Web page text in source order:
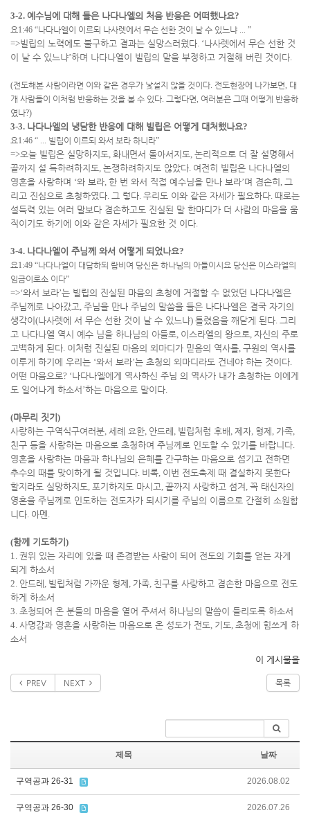
3-2. 예수님에 대해 들은 나다나엘의 처음 반응은 어떠했나요?
요1:46 “나다나엘이 이르되 나사렛에서 무슨 선한 것이 날 수 있느냐 ... ”
=>빌립의 노력에도 불구하고 결과는 실망스러웠다. ‘나사렛에서 무슨 선한 것
이 날 수 있느냐’하며 나다나엘이 빌립의 말을 부정하고 거절해 버린 것이다.
(전도해본 사람이라면 이와 같은 경우가 낯설지 않을 것이다. 전도현장에 나가보면, 대
개 사람들이 이처럼 반응하는 것을 볼 수 있다. 그렇다면, 여러분은 그때 어떻게 반응하
였나?)
3-3. 나다나엘의 냉담한 반응에 대해 빌립은 어떻게 대처했나요?
요1:46 “ ... 빌립이 이르되 와서 보라 하니라”
=>오늘 빌립은 실망하지도, 화내면서 돌아서지도, 논리적으로 더 잘 설명해서
끝까지 설 득하려하지도, 논쟁하려하지도 않았다. 여전히 빌립은 나다나엘의
영혼을 사랑하며 ‘와 보라, 한 번 와서 직접 예수님을 만나 보라’며 겸손히 , 그
리고 진심으로 초청하였다. 그 렇다. 우리도 이와 같은 자세가 필요하다. 때로는
설득력 있는 여러 말보다 겸손하고도 진실된 말 한마디가 더 사람의 마음을 움
직이기도 하기에 이와 같은 자세가 필요한 것 이다.
3-4. 나다나엘이 주님께 와서 어떻게 되었나요?
요1:49 “나다나엘이 대답하되 랍비여 당신은 하나님의 아들이시요 당신은 이스라엘의
임금이로소 이다”
=>‘와서 보라’는 빌립의 진실된 마음의 초청에 거절할 수 없었던 나다나엘은
주님께로 나아갔고, 주님을 만나 주님의 말씀을 들은 나다나엘은 결국 자기의
생각이 (나사렛에 서 무슨 선한 것이 날 수 있느냐) 틀렸음을 깨닫게 된다. 그리
고 나다나엘 역시 예수 님을 하나님의 아들로, 이스라엘의 왕으로, 자신의 주로
고백하게 된다. 이처럼 진실된 마음의 외마디가 믿음의 역사를, 구원의 역사를
이루게 하기에 우리는 ‘와서 보라’는 초청의 외마디라도 건네야 하는 것이다.
어떤 마음으로? ‘나다나엘에게 역사하신 주님 의 역사가 내가 초청하는 이에게
도 일어나게 하소서 ’하는 마음으로 말이다.
(마무리 짓기 )
사랑하는 구역식구여러분, 세례 요한, 안드레 , 빌립처럼 후배 , 제자, 형제 , 가족,
친구 등을 사랑하는 마음으로 초청하여 주님께로 인도할 수 있기를 바랍니다.
영혼을 사랑하는 마음과 하나님의 은혜를 간구하는 마음으로 섬기고 전하면
추수의 때를 맞이하게 될 것입니다. 비록, 이번 전도축제 때 결실하지 못한다
할지라도 실망하지도, 포기하지도 마시고, 끝까지 사랑하고 섬겨 , 꼭 태신자의
영혼을 주님께로 인도하는 전도자가 되시기를 주님의 이름으로 간절히 소원합
니다. 아멘.
(함께 기도하기 )
1. 권위 있는 자리에 있을 때 존경받는 사람이 되어 전도의 기회를 얻는 자게
되게 하소서
2. 안드레 , 빌립처럼 가까운 형제 , 가족, 친구를 사랑하고 겸손한 마음으로 전도
하게 하소서
3. 초청되어 온 분들의 마음을 열어 주셔서 하나님의 말씀이 들리도록 하소서
4. 사명감과 영혼을 사랑하는 마음으로 온 성도가 전도, 기도, 초청에 힘쓰게 하
소서
이 게시물을
PREV NEXT 목록
제목 날짜
구역공과 26-31 2026.08.02
구역공과 26-30 2026.07.26